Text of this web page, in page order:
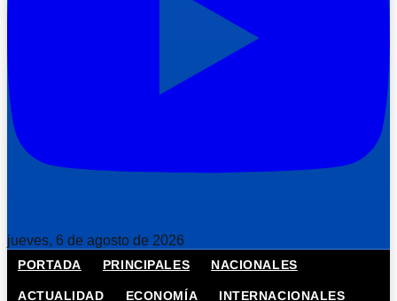
jueves, 6 de agosto de 2026
PORTADA PRINCIPALES NACIONALES
ACTUALIDAD ECONOMÍA INTERNACIONALES